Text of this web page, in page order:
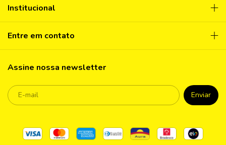
Institucional
Entre em contato
Assine nossa newsletter